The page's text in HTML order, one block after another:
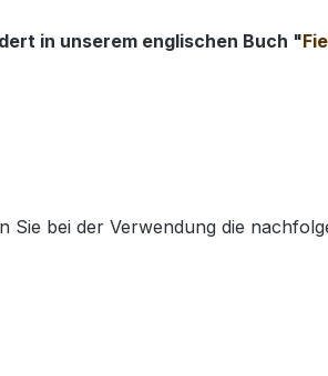
in unserem englischen Buch "
bei der Verwendung die